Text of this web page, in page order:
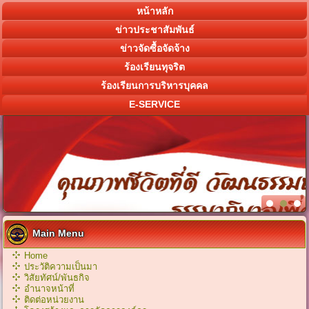
หน้าหลัก
ข่าวประชาสัมพันธ์
ข่าวจัดซื้อจัดจ้าง
ร้องเรียนทุจริต
ร้องเรียนการบริหารบุคคล
E-SERVICE
Main Menu
Home
ประวัติความเป็นมา
วิสัยทัศน์/พันธกิจ
อำนาจหน้าที่
ติดต่อหน่วยงาน